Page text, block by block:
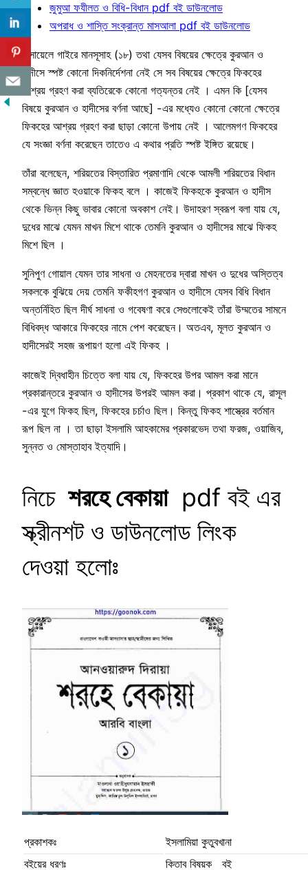
জুমুআ ফযীলত ও বিধি-বিধান pdf বই ডাউনলোড
অপরাধ ও শাস্তি সংক্রান্ত মাসআলা pdf বই ডাউনলোড
মাসায়েলে গাইরে মানসূসাহ (১৮) তথা যেসব বিষয়ের ক্ষেত্রে কুরআন ও
হাদীসে স্পষ্ট কোনো দিকনির্দেশনা নেই সে সব বিষয়ের ক্ষেত্রে ফিকহের
আশ্রয় গ্রহণ করা ব্যতিরেকে কোনো গত্যন্তর নেই । এমন কি [যেসব
বিষয়ে কুরআন ও হাদীসের বর্ণনা আছে] -এর মধ্যেও কোনো কোনো ক্ষেত্রে
ফিকহের আশ্রয় গ্রহণ করা ছাড়া কোনো উপায় নেই । আলেমগণ ফিকহের
যে সংজ্ঞা বর্ণনা করেছেন তাতেও এ কথার প্রতি স্পষ্ট ইঙ্গিত রয়েছে।
তাঁরা বলেছেন, শরিয়তের বিস্তারিত প্রমাণাদি থেকে আমলী শরিয়তের বিধান
সম্বন্ধে জ্ঞাত হওয়াকে ফিকহ বলে । কাজেই ফিকহকে কুরআন ও হাদীস
থেকে ভিন্ন কিছু ভাবার কোনো অবকাশ নেই। উদাহরণ স্বরূপ বলা যায় যে,
দুধের মাঝে যেমন মাখন মিশে থাকে তেমনি কুরআন ও হাদীসের মাঝে ফিকহ
মিশে ছিল ।
সুনিপুণ গোয়াল যেমন তার সাধনা ও মেহনতের দ্বারা মাখন ও দুধের অস্তিত্ব
সকলকে বুঝিয়ে দেয় তেমনি ফকীহগণ কুরআন ও হাদীসে যেসব বিধি বিধান
অন্তর্নিহিত ছিল দীর্ঘ সাধনা ও গবেষণা করে সেগুলোকেই তাঁরা উম্মতের সামনে
বিধিবদ্ধ আকারে ফিকহের নামে পেশ করেছেন। অতএব, মূলত কুরআন ও
হাদীসেরই সহজ রূপায়ণ হলো এই ফিকহ ।
কাজেই দ্বিধাহীন চিত্তে বলা যায় যে, ফিকহের উপর আমল করা মানে
প্রকারান্তরে কুরআন ও হাদীসের উপরই আমল করা। প্রকাশ থাকে যে, রাসূল
-এর যুগে ফিকহ ছিল, ফিকহের চর্চাও ছিল। কিন্তু ফিকহ শাস্ত্রের বর্তমান
রূপ ছিল না । তা ছাড়া ইসলামি আহকামের প্রকারভেদ তথা ফরজ, ওয়াজিব,
সুন্নত ও মোস্তাহাব ইত্যাদি।
নিচে শরহে বেকায়াpdf বই এর
স্ক্রীনশট ও ডাউনলোড লিংক
দেওয়া হলোঃ
প্রকাশকঃ
ইসলামিয়া কুতুবখানা
বইয়ের ধরণঃ
কিতাব বিষয়ক বই